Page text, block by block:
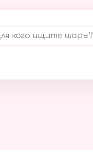
кого ищите шары?